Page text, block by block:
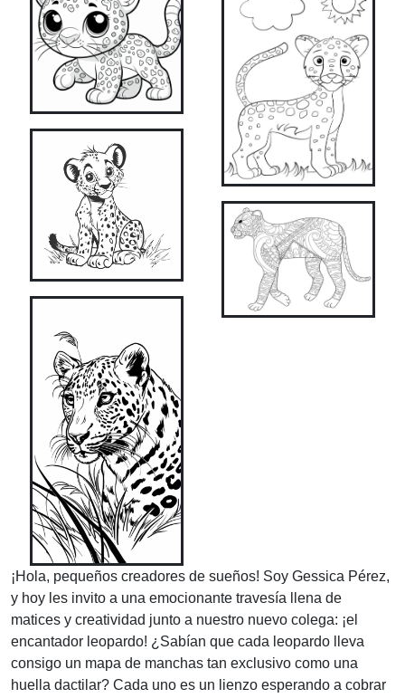
¡Hola, pequeños creadores de sueños! Soy Gessica Pérez,
y hoy les invito a una emocionante travesía llena de
matices y creatividad junto a nuestro nuevo colega: ¡el
encantador leopardo! ¿Sabían que cada leopardo lleva
consigo un mapa de manchas tan exclusivo como una
huella dactilar? Cada uno es un lienzo esperando a cobrar